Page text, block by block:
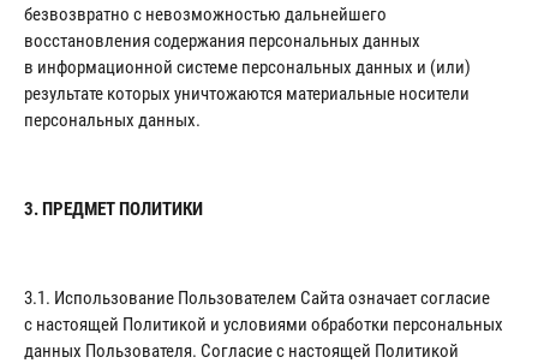
безвозвратно с невозможностью дальнейшего
восстановления содержания персональных данных
в информационной системе персональных данных и (или)
результате которых уничтожаются материальные носители
персональных данных.
3. ПРЕДМЕТ ПОЛИТИКИ
3.1. Использование Пользователем Сайта означает согласие
с настоящей Политикой и условиями обработки персональных
данных Пользователя. Согласие с настоящей Политикой